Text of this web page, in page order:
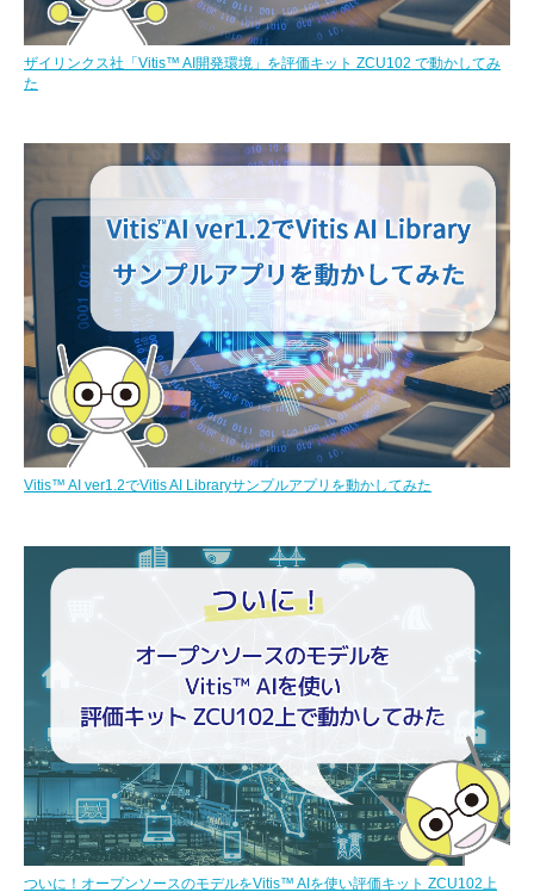
ザイリンクス社「Vitis™ AI開発環境」を評価キット ZCU102 で動かしてみ
た
Vitis™ AI ver1.2でVitis AI Libraryサンプルアプリを動かしてみた
ついに！オープンソースのモデルをVitis™ AIを使い評価キット ZCU102上